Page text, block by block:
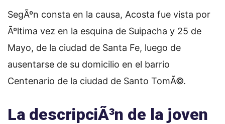
SegÃºn consta en la causa, Acosta fue vista por
Ãºltima vez en la esquina de Suipacha y 25 de
Mayo, de la ciudad de Santa Fe, luego de
ausentarse de su domicilio en el barrio
Centenario de la ciudad de Santo TomÃ©.
La descripciÃ³n de la joven